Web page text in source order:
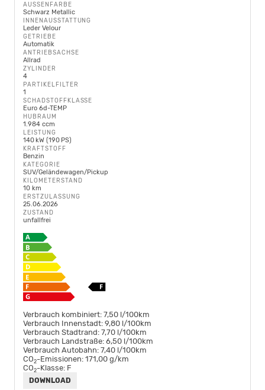
AUSSENFARBE
Schwarz Metallic
INNENAUSSTATTUNG
Leder Velour
GETRIEBE
Automatik
ANTRIEBSACHSE
Allrad
ZYLINDER
4
PARTIKELFILTER
1
SCHADSTOFFKLASSE
Euro 6d-TEMP
HUBRAUM
1.984 ccm
LEISTUNG
140 kW (190 PS)
KRAFTSTOFF
Benzin
KATEGORIE
SUV/Geländewagen/Pickup
KILOMETERSTAND
10 km
ERSTZULASSUNG
25.06.2026
ZUSTAND
unfallfrei
Verbrauch kombiniert: 7,50 l/100km
Verbrauch Innenstadt: 9,80 l/100km
Verbrauch Stadtrand: 7,70 l/100km
Verbrauch Landstraße: 6,50 l/100km
Verbrauch Autobahn: 7,40 l/100km
CO2-Emissionen: 171,00 g/km
CO2-Klasse: F
DOWNLOAD